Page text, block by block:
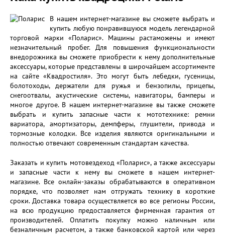
В нашем интернет-магазине вы сможете выбрать и
купить любую понравившуюся модель легендарной
торговой марки «Поларис». Машины растаможены и имеют
незначительный пробег. Для повышения функциональности
внедорожника вы сможете приобрести к нему дополнительные
аксессуары, которые представлены в широчайшем ассортименте
на сайте «Квадростиля». Это могут быть лебедки, гусеницы,
болотоходы, держатели для ружья и бензопилы, прицепы,
снегоотвалы, акустические системы, навигаторы, бамперы и
многое другое. В нашем интернет-магазине вы также сможете
выбрать и купить запасные части к мототехнике: ремни
вариатора, амортизаторы, демпферы, глушители, привода и
тормозные колодки. Все изделия являются оригинальными и
полностью отвечают современным стандартам качества.
Заказать и купить мотовездеход «Поларис», а также аксессуары
и запасные части к нему вы сможете в нашем интернет-
магазине. Все онлайн-заказы обрабатываются в оперативном
порядке, что позволяет нам отгружать технику в короткие
сроки. Доставка товара осуществляется во все регионы России,
на всю продукцию предоставляется фирменная гарантия от
производителей. Оплатить покупку можно наличным или
безналичным расчетом, а также банковской картой или через